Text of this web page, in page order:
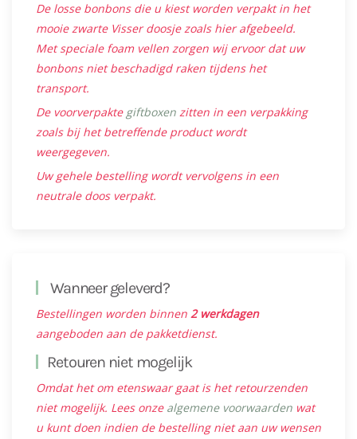
De losse bonbons die u kiest worden verpakt in het
mooie zwarte Visser doosje zoals hier afgebeeld.
Met speciale foam vellen zorgen wij ervoor dat uw
bonbons niet beschadigd raken tijdens het
transport.
De voorverpakte giftboxen zitten in een verpakking
zoals bij het betreffende product wordt
weergegeven.
Uw gehele bestelling wordt vervolgens in een
neutrale doos verpakt.
Wanneer geleverd?
Bestellingen worden binnen 2 werkdagen
aangeboden aan de pakketdienst.
Retouren niet mogelijk
Omdat het om etenswaar gaat is het retourzenden
niet mogelijk. Lees onze algemene voorwaarden wat
u kunt doen indien de bestelling niet aan uw wensen